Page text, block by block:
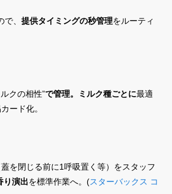
で、提供タイミングの秒管理をルーティ
クの相性”で管理。ミルク種ごとに最適
ード化。
蓋を閉じる前に1呼吸置く等）をスタッフ
り演出を標準作業へ。(スターバックス コ